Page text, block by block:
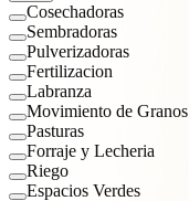
Cosechadoras
Sembradoras
Pulverizadoras
Fertilizacion
Labranza
Movimiento de Granos
Pasturas
Forraje y Lecheria
Riego
Espacios Verdes